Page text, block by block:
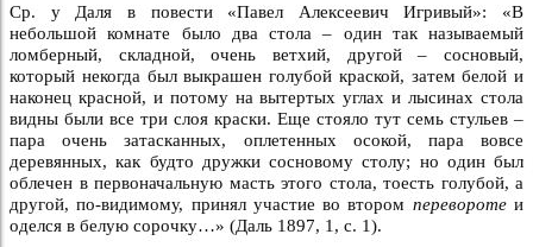
Ср. у Даля в повести «Павел Алексеевич Игривый»: «В
небольшой комнате было два стола – один так называемый
ломберный, складной, очень ветхий, другой – сосновый,
который некогда был выкрашен голубой краской, затем белой и
наконец красной, и потому на вытертых углах и лысинах стола
видны были все три слоя краски. Еще стояло тут семь стульев –
пара очень затасканных, оплетенных осокой, пара вовсе
деревянных, как будто дружки сосновому столу; но один был
облечен в первоначальную масть этого стола, тоесть голубой, а
другой, по-видимому, принял участие во втором переворотеи
оделся в белую сорочку…» (Даль 1897, 1, с. 1).